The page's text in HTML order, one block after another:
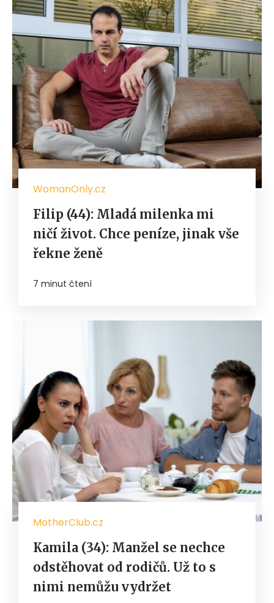
WomanOnly.cz
Filip (44): Mladá milenka mi
ničí život. Chce peníze, jinak vše
řekne ženě
7 minut čtení
MotherClub.cz
Kamila (34): Manžel se nechce
odstěhovat od rodičů. Už to s
nimi nemůžu vydržet